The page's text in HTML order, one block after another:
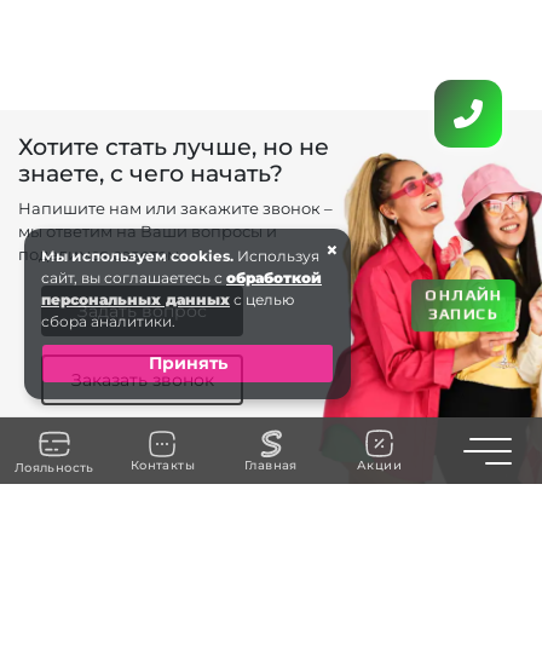
Лояльность Контакты Главная Акции
Хотите стать лучше, но не
знаете, с чего начать?
Напишите нам или закажите звонок –
мы ответим на Ваши вопросы и
поделимся советом.
Задать вопрос
Заказать звонок
×
Мы используем cookies. Используя
сайт, вы соглашаетесь с обработкой
персональных данных с целью
сбора аналитики.
Принять
ОНЛАЙН
ЗАПИСЬ